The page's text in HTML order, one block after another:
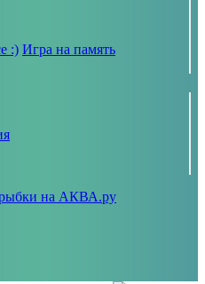
:) Игра на память